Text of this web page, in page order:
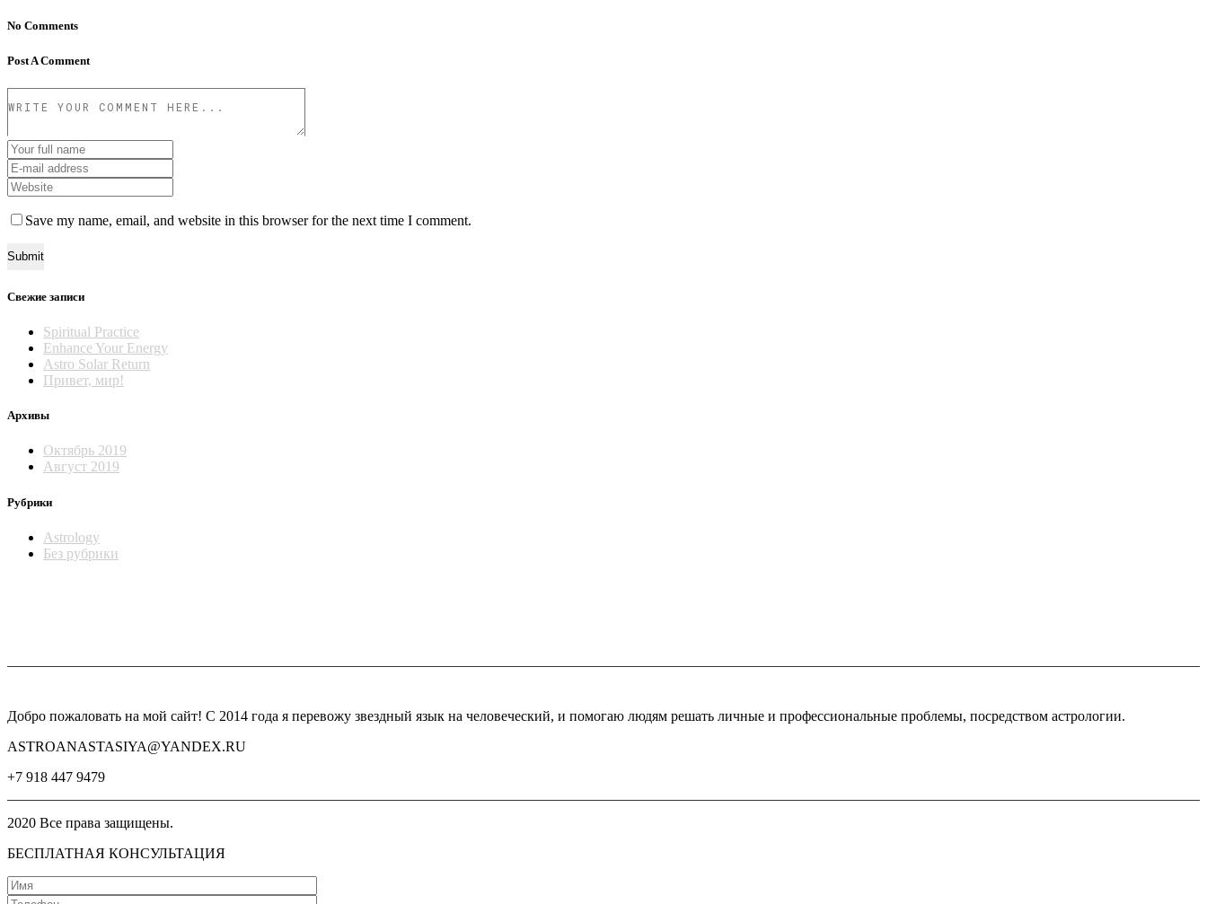
No Comments
Post A Comment
Save my name, email, and website in this browser for the next time I comment.
Свежие записи
Spiritual Practice
Enhance Your Energy
Astro Solar Return
Привет, мир!
Архивы
Октябрь 2019
Август 2019
Рубрики
Astrology
Без рубрики
Добро пожаловать на мой сайт! С 2014 года я перевожу звездный язык на человеческий, и помогаю людям решать личные и профессиональные проблемы, посредством астрологии.
ASTROANASTASIYA@YANDEX.RU
+7 918 447 9479
2020 Все права защищены.
БЕСПЛАТНАЯ КОНСУЛЬТАЦИЯ